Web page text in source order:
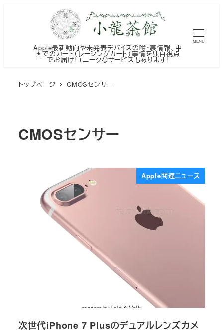
Apple最新動向や未発表デバイスの噂・裏情報、中
国でのカート（レーシングカート）事情を独自視点
でお届け!ユニークなサービスもあります!
MENU
トップページ CMOSセンサー
CMOSセンサー
Apple関連ニュース
次世代iPhone 7 Plusのデュアルレンズカメ